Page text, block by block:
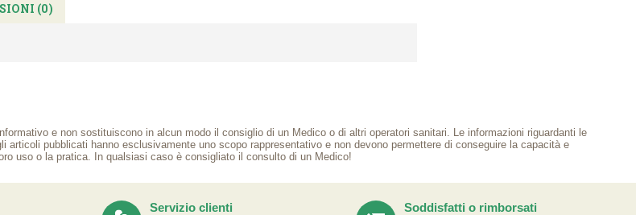
(0)
e non sostituiscono in alcun modo il consiglio di un Medico o di altri operatori sanitari. Le informazioni riguardanti le
pubblicati hanno esclusivamente uno scopo rappresentativo e non devono permettere di conseguire la capacità e
uso o la pratica. In qualsiasi caso è consigliato il consulto di un Medico!
Servizio clienti Soddisfatti o rimborsati